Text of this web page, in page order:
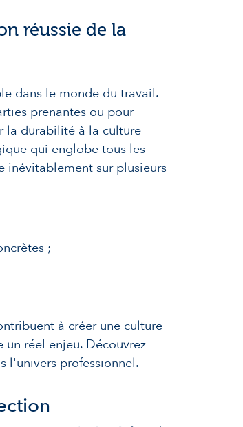
réussie de la
dans le monde du travail.
prenantes ou pour
la durabilité à la culture
qui englobe tous les
inévitablement sur plusieurs
;
à créer une culture
réel enjeu. Découvrez
l'univers professionnel.